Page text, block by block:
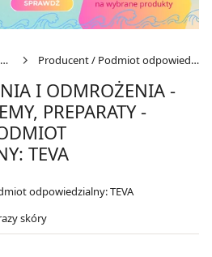
Producent / Podmiot odpowiedzialny: TEVA
I ODMROŻENIA -
PREPARATY -
TEVA
odpowiedzialny: TEVA
skóry